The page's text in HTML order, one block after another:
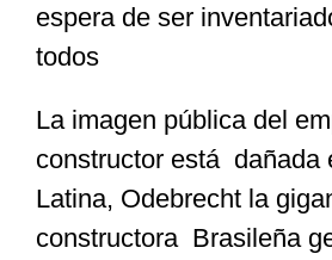
espera de ser
todos
La imagen pública del
constructor está dañada
Latina, Odebrecht la
constructora Brasileña